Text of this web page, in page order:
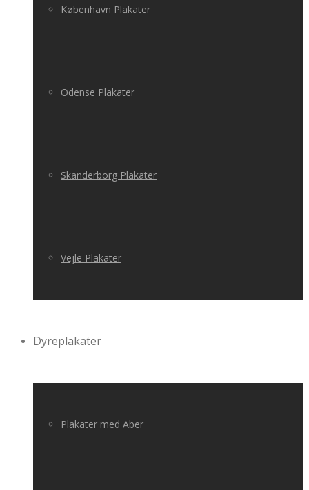
København Plakater
Odense Plakater
Skanderborg Plakater
Vejle Plakater
Dyreplakater
Plakater med Aber